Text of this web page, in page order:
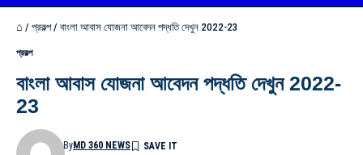
⌂ / প্রকল্প/ বাংলা আবাস যোজনা আবেদন পদ্ধতি দেখুন 2022-23
প্রকল্প
বাংলা আবাস যোজনা আবেদন পদ্ধতি দেখুন 2022-
23
ByMD 360 NEWS